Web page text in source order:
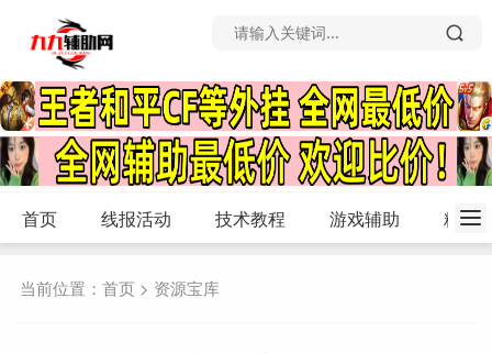
首页 线报活动 技术教程 游戏辅助 精品
当前位置：首页 > 资源宝库